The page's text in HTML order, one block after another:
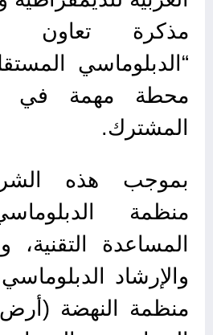
مذكرة تعاون
“الدبلوماسي
محطة مهمة في
المشترك.
بموجب هذه
منظمة
المساعدة التقنية،
والإرشاد
منظمة النهضة